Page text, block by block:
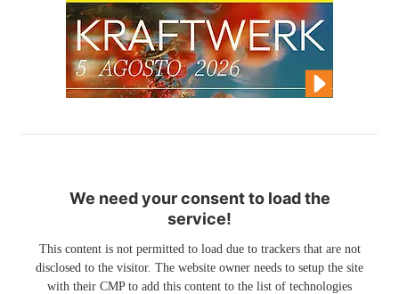
We need your consent to load the
service!
This content is not permitted to load due to trackers that are not
disclosed to the visitor. The website owner needs to setup the site
with their CMP to add this content to the list of technologies